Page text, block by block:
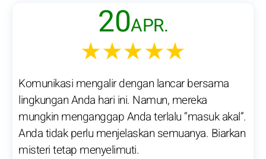
20APR.
★★★★★
Komunikasi mengalir dengan lancar bersama
lingkungan Anda hari ini. Namun, mereka
mungkin menganggap Anda terlalu “masuk akal”.
Anda tidak perlu menjelaskan semuanya. Biarkan
misteri tetap menyelimuti.